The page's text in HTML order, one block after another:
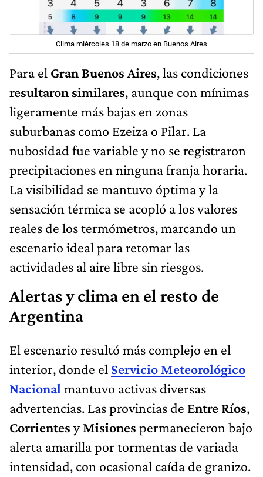
Clima miércoles 18 de marzo en Buenos Aires
Para el Gran Buenos Aires, las condiciones
resultaron similares, aunque con mínimas
ligeramente más bajas en zonas
suburbanas como Ezeiza o Pilar. La
nubosidad fue variable y no se registraron
precipitaciones en ninguna franja horaria.
La visibilidad se mantuvo óptima y la
sensación térmica se acopló a los valores
reales de los termómetros, marcando un
escenario ideal para retomar las
actividades al aire libre sin riesgos.
Alertas y clima en el resto de
Argentina
El escenario resultó más complejo en el
interior, donde el Servicio Meteorológico
Nacional mantuvo activas diversas
advertencias. Las provincias de Entre Ríos,
Corrientes yMisiones permanecieron bajo
alerta amarilla por tormentas de variada
intensidad, con ocasional caída de granizo.